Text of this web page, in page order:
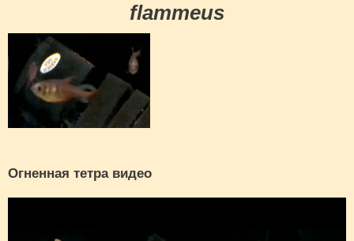
flammeus
Огненная тетра видео